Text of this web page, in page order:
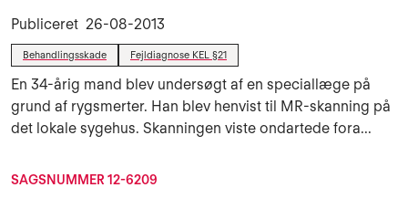
Publiceret 26-08-2013
Behandlingsskade Fejldiagnose KEL §21
En 34-årig mand blev undersøgt af en speciallæge på
grund af rygsmerter. Han blev henvist til MR-skanning på
det lokale sygehus. Skanningen viste ondartede fora...
SAGSNUMMER 12-6209